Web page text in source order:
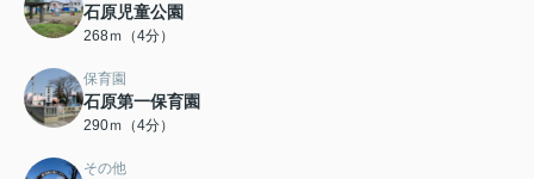
石原児童公園
268ｍ（4分）
保育園
石原第一保育園
290ｍ（4分）
その他